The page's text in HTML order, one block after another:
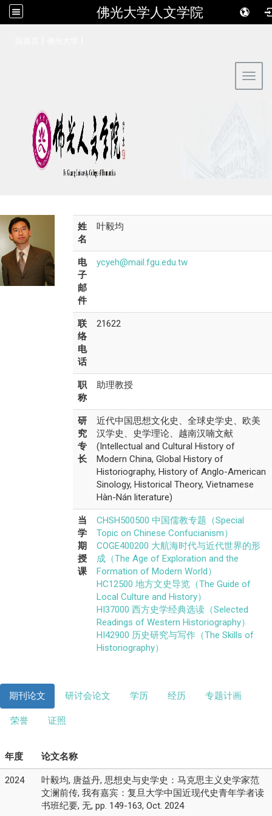
佛光大学人文学院
姓
名
叶毅均
电
子
邮
件
ycyeh@mail.fgu.edu.tw
联
络
电
话
21622
职
称
助理教授
研
究
专
长
近代中国思想文化史、全球史学史、欧美
汉学史、史学理论、越南汉喃文献
(Intellectual and Cultural History of
Modern China, Global History of
Historiography, History of Anglo-American
Sinology, Historical Theory, Vietnamese
Hàn-Nán literature)
当
学
期
授
课
CHSH500500 中国儒教专题（Special
Topic on Chinese Confucianism）
COGE400200 大航海时代与近代世界的形
成（The Age of Exploration and the
Formation of Modern World）
HC12500 地方文史导览（The Guide of
Local Culture and History）
HI37000 西方史学经典选读（Selected
Readings of Western Historiography）
HI42900 历史研究与写作（The Skills of
Historiography）
期刊论文 研讨会论文 学历 经历 专题计画
荣誉 证照
年度 论文名称
2024
叶毅均, 唐益丹, 思想史与史学史：马克思主义史学家范
文澜前传, 我有嘉宾：复旦大学中国近现代史青年学者读
书班纪要, 无, pp. 149-163, Oct. 2024